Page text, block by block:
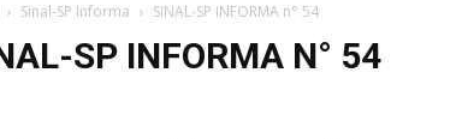
Sinal-SP Informa SINAL-SP INFORMA n° 54
SP INFORMA N° 54